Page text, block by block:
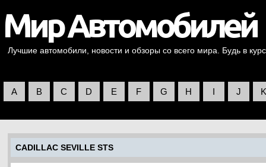
Лучшие автомобили, новости и обзоры со всего мира. Будь в
A B C D E F G H I J K
CADILLAC SEVILLE STS